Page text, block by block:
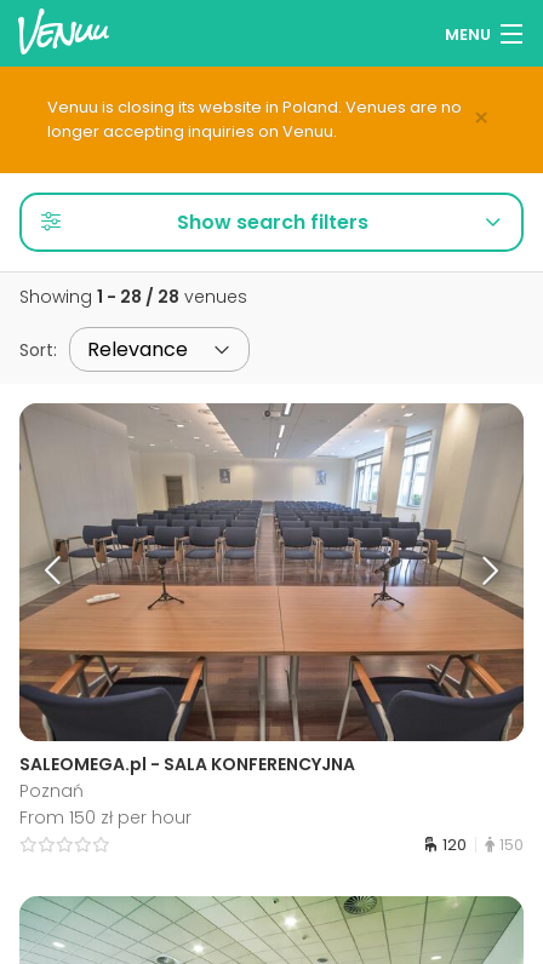
MENU
Log in
English
Venuu is closing its website in Poland. Venues are no
longer accepting inquiries on Venuu.
×
Show search filters
Showing 1 - 28 / 28 venues
Sort:
SALEOMEGA.pl - SALA KONFERENCYJNA
Poznań
From 150 zł per hour
120 150